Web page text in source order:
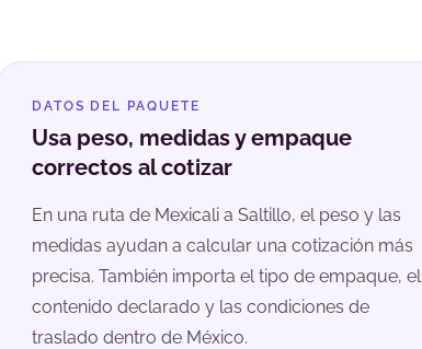
DATOS DEL PAQUETE
Usa peso, medidas y empaque
correctos al cotizar
En una ruta de Mexicali a Saltillo, el peso y las
medidas ayudan a calcular una cotización más
precisa. También importa el tipo de empaque, el
contenido declarado y las condiciones de
traslado dentro de México.